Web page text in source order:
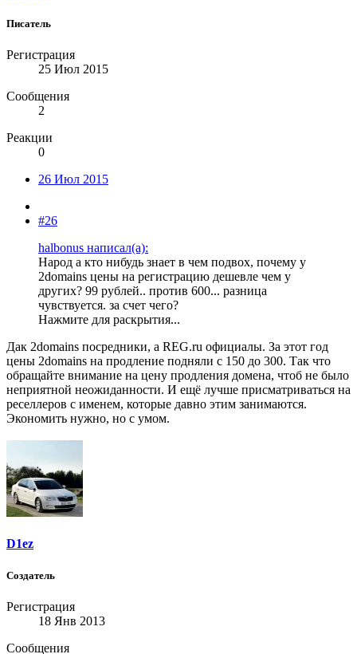
Писатель
Регистрация
25 Июл 2015
Сообщения
2
Реакции
0
26 Июл 2015
#26
halbonus написал(а):
Народ а кто нибудь знает в чем подвох, почему у
2domains цены на регистрацию дешевле чем у
других? 99 рублей.. против 600... разница
чувствуется. за счет чего?
Нажмите для раскрытия...
Дак 2domains посредники, а REG.ru официалы. За этот год
цены 2domains на продление подняли с 150 до 300. Так что
обращайте внимание на цену продления домена, чтоб не было
неприятной неожиданности. И ещё лучше присматриваться на
реселлеров с именем, которые давно этим занимаются.
Экономить нужно, но с умом.
D1ez
Создатель
Регистрация
18 Янв 2013
Сообщения